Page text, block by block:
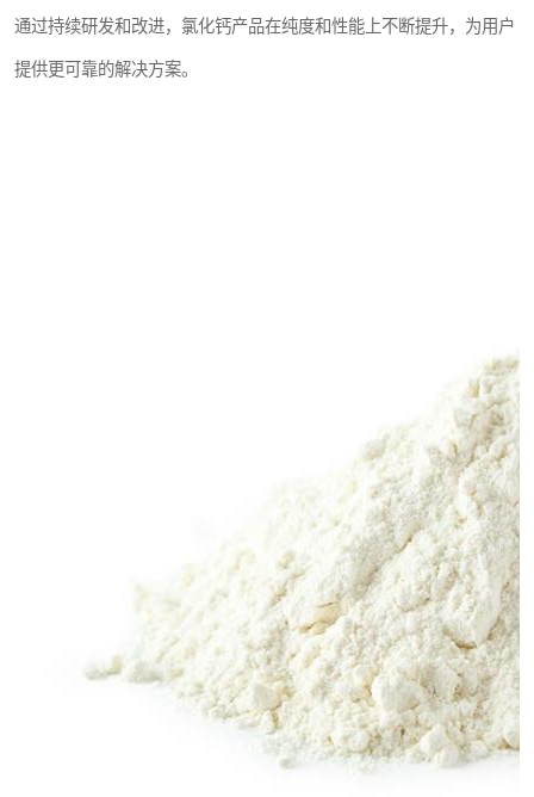
通过持续研发和改进，氯化钙产品在纯度和性能上不断提升，为用户
提供更可靠的解决方案。